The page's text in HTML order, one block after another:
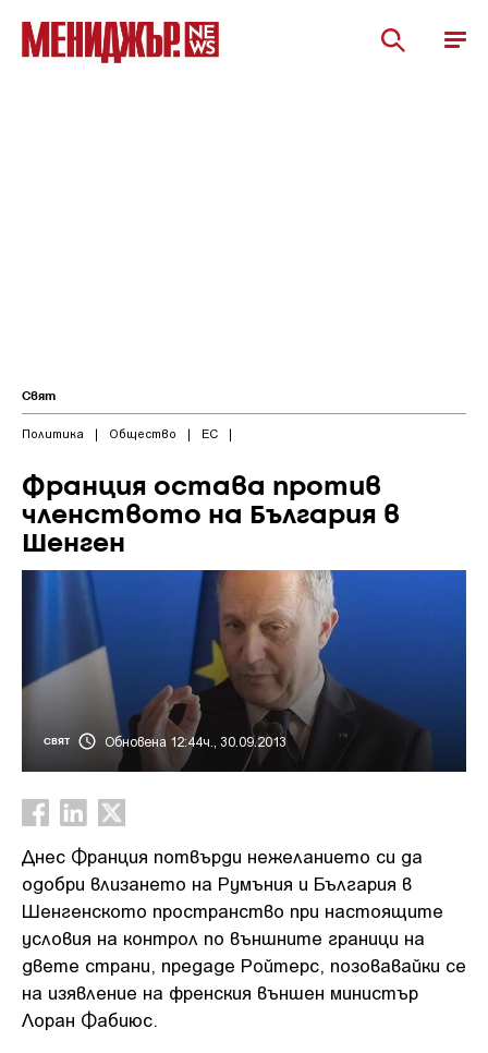
Свят
Политика | Общество | ЕС |
Франция остава против
членството на България в
Шенген
СВЯТ Обновена 12:44ч., 30.09.2013
Днес Франция потвърди нежеланието си да
одобри влизането на Румъния и България в
Шенгенското пространство при настоящите
условия на контрол по външните граници на
двете страни, предаде Ройтерс, позовавайки се
на изявление на френския външен министър
Лоран Фабиюс.